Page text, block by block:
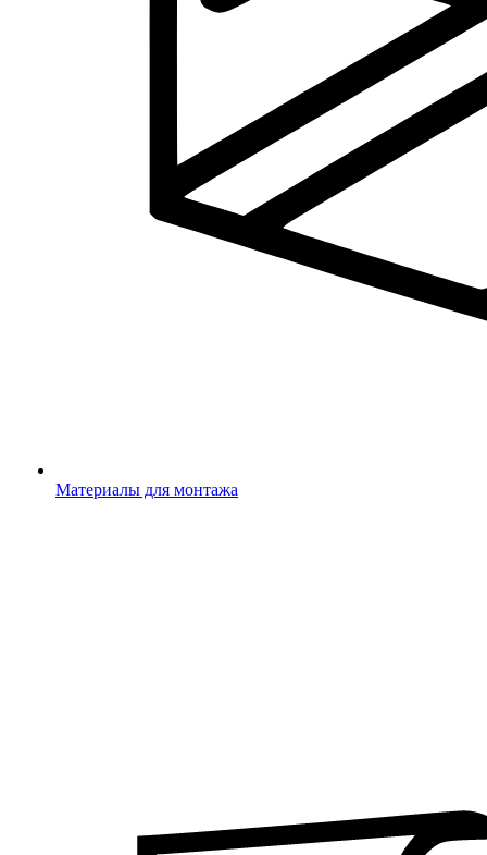
Материалы для монтажа